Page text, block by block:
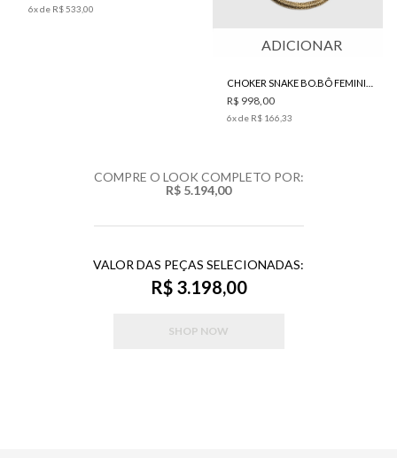
6x de R$ 533,00
ADICIONAR
R$ 998,00
6x de R$ 166,33
COMPRE O LOOK COMPLETO POR:
R$ 5.194,00
VALOR DAS PEÇAS SELECIONADAS:
R$ 3.198,00
SHOP NOW